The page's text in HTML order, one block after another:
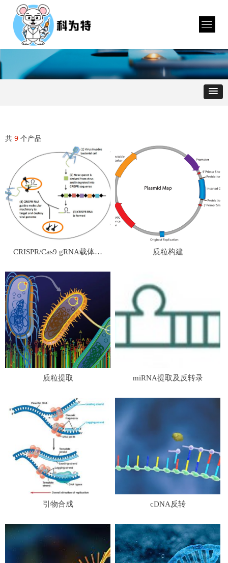
共 9 个产品
CRISPR/Cas9 gRNA载体构
质粒构建
质粒提取 miRNA提取及反转录
引物合成 cDNA反转